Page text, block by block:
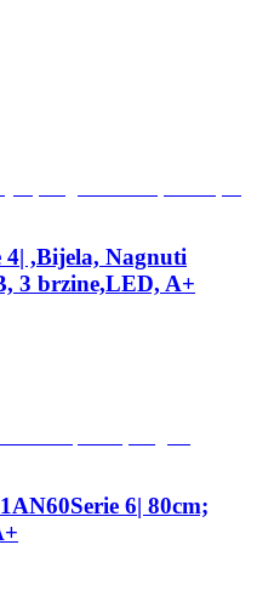
,Bijela, Nagnuti
3 brzine,LED, A+
6| 80cm;